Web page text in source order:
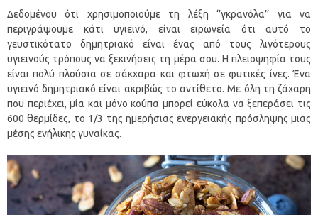
Δεδομένου ότι χρησιμοποιούμε τη λέξη ‘’γκρανόλα’’ για να
περιγράψουμε κάτι υγιεινό, είναι ειρωνεία ότι αυτό το
γευστικότατο δημητριακό είναι ένας από τους λιγότερους
υγιεινούς τρόπους να ξεκινήσεις τη μέρα σου. Η πλειοψηφία τους
είναι πολύ πλούσια σε σάκχαρα και φτωχή σε φυτικές ίνες. Ένα
υγιεινό δημητριακό είναι ακριβώς το αντίθετο. Με όλη τη ζάχαρη
που περιέχει, μία και μόνο κούπα μπορεί εύκολα να ξεπεράσει τις
600 θερμίδες, το 1/3 της ημερήσιας ενεργειακής πρόσληψης μιας
μέσης ενήλικης γυναίκας.